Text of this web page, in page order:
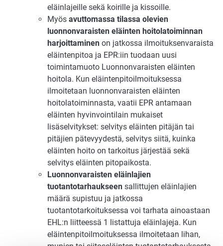
eläinlajeille sekä koirille ja kissoille.
Myös avuttomassa tilassa olevien
luonnonvaraisten eläinten hoitolatoiminnan
harjoittaminen on jatkossa ilmoituksenvaraista
eläintenpitoa ja EPR:iin tuodaan uusi
toimintamuoto Luonnonvaraisten eläinten
hoitola. Kun eläintenpitoilmoituksessa
ilmoitetaan luonnonvaraisten eläinten
hoitolatoiminnasta, vaatii EPR antamaan
eläinten hyvinvointilain mukaiset
lisäselvitykset: selvitys eläinten pitäjän tai
pitäjien pätevyydestä, selvitys siitä, kuinka
eläinten hoito on tarkoitus järjestää sekä
selvitys eläinten pitopaikosta.
Luonnonvaraisten eläinlajien
tuotantotarhaukseen sallittujen eläinlajien
määrä supistuu ja jatkossa
tuotantotarkoituksessa voi tarhata ainoastaan
EHL:n liitteessä 1 listattuja eläinlajeja. Kun
eläintenpitoilmoituksessa ilmoitetaan lihan,